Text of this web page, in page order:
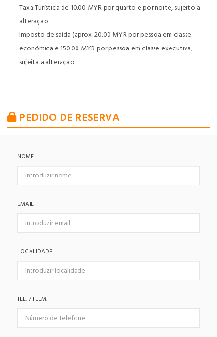
Taxa Turística de 10.00 MYR por quarto e por noite, sujeito a
alteração
Imposto de saída (aprox. 20.00 MYR por pessoa em classe
económica e 150.00 MYR por pessoa em classe executiva,
sujeita a alteração
PEDIDO DE RESERVA
NOME
EMAIL
LOCALIDADE
TEL. / TELM.